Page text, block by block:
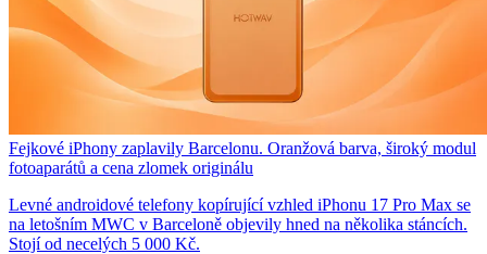
Fejkové iPhony zaplavily Barcelonu. Oranžová barva, široký modul
fotoaparátů a cena zlomek originálu
Levné androidové telefony kopírující vzhled iPhonu 17 Pro Max se
na letošním MWC v Barceloně objevily hned na několika stáncích.
Stojí od necelých 5 000 Kč.